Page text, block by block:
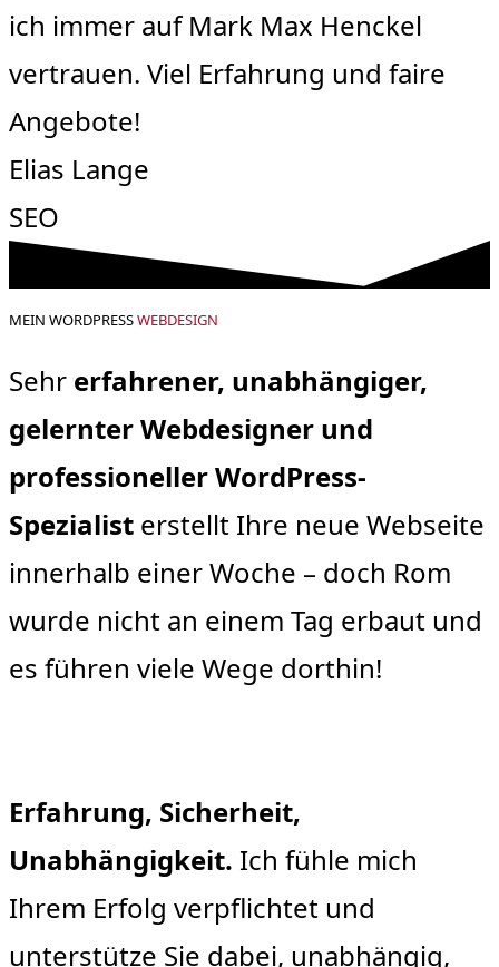
ich immer auf Mark Max Henckel
vertrauen. Viel Erfahrung und faire
Angebote!
Elias Lange
SEO
MEIN WORDPRESSWEBDESIGN
Sehr erfahrener, unabhängiger,
gelernter Webdesigner und
professioneller WordPress-
Spezialist erstellt Ihre neue Webseite
innerhalb einer Woche – doch Rom
wurde nicht an einem Tag erbaut und
es führen viele Wege dorthin!
Erfahrung, Sicherheit,
Unabhängigkeit. Ich fühle mich
Ihrem Erfolg verpflichtet und
unterstütze Sie dabei, unabhängig,